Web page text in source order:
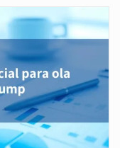
El superpeso abarata importaciones, pero le resta competitividad a la industria mexicana. Durante muchos años,…
En el primer semestre de 2026, el Servicio de Administración Tributaria (SAT) cobró un total…